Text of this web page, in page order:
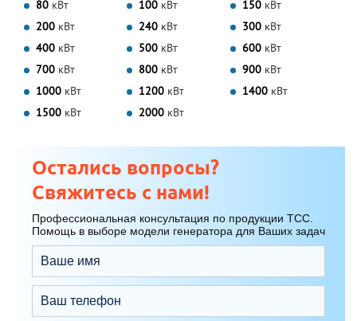
80 кВт 100 кВт 150 кВт
200 кВт 240 кВт 300 кВт
400 кВт 500 кВт 600 кВт
700 кВт 800 кВт 900 кВт
1000 кВт 1200 кВт 1400 кВт
1500 кВт 2000 кВт
Остались вопросы?
Свяжитесь с нами!
Профессиональная консультация по продукции ТСС.
Помощь в выборе модели генератора для Ваших задач